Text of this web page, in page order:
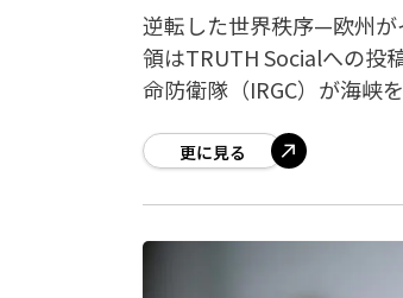
逆転した世界秩序—欧州が
領はTRUTH Socialへの投
命防衛隊（IRGC）が海峡
更に見る